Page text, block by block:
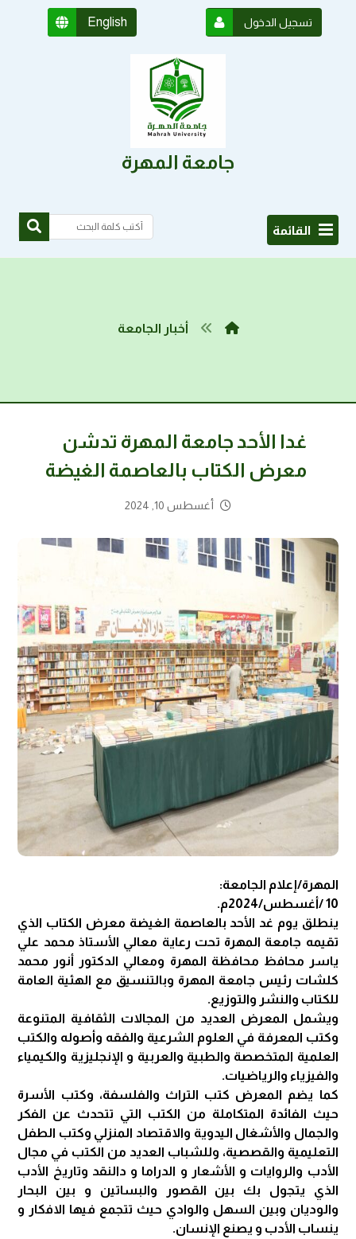
English تسجيل الدخول
جامعة المهرة
القائمة
أخبار الجامعة
غدا الأحد جامعة المهرة تدشن
معرض الكتاب بالعاصمة الغيضة
أغسطس 10, 2024
المهرة/إعلام الجامعة:
10 /أغسطس/2024م.
ينطلق يوم غد الأحد بالعاصمة الغيضة معرض الكتاب الذي
تقيمه جامعة المهرة تحت رعاية معالي الأستاذ محمد علي
ياسر محافظ محافظة المهرة ومعالي الدكتور أنور محمد
كلشات رئيس جامعة المهرة وبالتنسيق مع الهئية العامة
للكتاب والنشر والتوزيع.
ويشمل المعرض العديد من المجالات الثقافية المتنوعة
وكتب المعرفة في العلوم الشرعية والفقه وأصوله والكتب
العلمية المتخصصة والطبية والعربية و الإنجليزية والكيمياء
والفيزياء والرياضيات.
كما يضم المعرض كتب التراث والفلسفة، وكتب الأسرة
حيث الفائدة المتكاملة من الكتب التي تتحدث عن الفكر
والجمال والأشغال اليدوية والاقتصاد المنزلي وكتب الطفل
التعليمية والقصصية، وللشباب العديد من الكتب في مجال
الأدب والروايات و الأشعار و الدراما و دالنقد وتاريخ الأدب
الذي يتجول بك بين القصور والبساتين و بين البحار
والوديان وبين السهل والوادي حيث تتجمع فيها الافكار و
ينساب الأدب و يصنع الإنسان.